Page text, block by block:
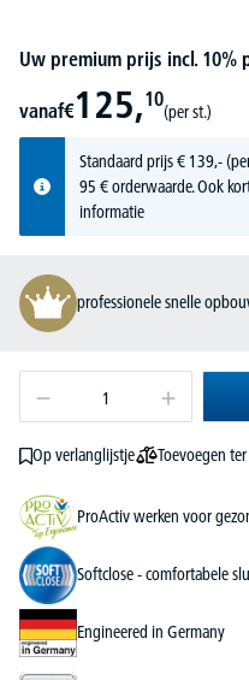
Uw premium prijs incl. 10%
vanaf€125,10
(per st.)
Standaard prijs€ 139,-
95 € orderwaarde. Ook
informatie
professionele snelle
Op verlanglijstje Toevoegen
ProActiv werken voor
Softclose - comfortabele
Engineered in Germany